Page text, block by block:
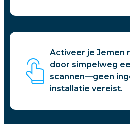
Activeer je Jemen
door simpelweg
scannen—geen
installatie vereist.